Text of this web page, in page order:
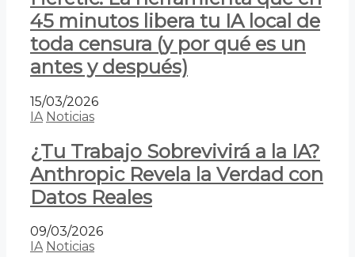
45 minutos libera tu IA local de
toda censura (y por qué es un
antes y después)
15/03/2026
IA Noticias
¿Tu Trabajo Sobrevivirá a la IA?
Anthropic Revela la Verdad con
Datos Reales
09/03/2026
IA Noticias